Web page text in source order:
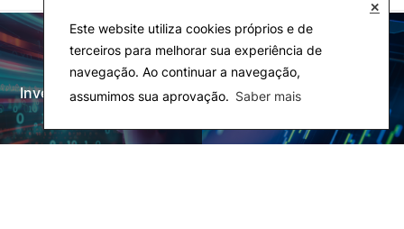
Este website utiliza cookies próprios e de
terceiros para melhorar sua experiência de
navegação. Ao continuar a navegação,
assumimos sua aprovação. Saber mais
✕
Investigação e Projetos Laboratórios